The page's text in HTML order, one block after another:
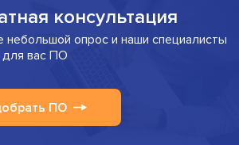
консультация
небольшой опрос и наши специалисты
вас ПО
ПО